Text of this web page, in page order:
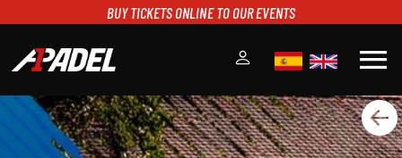
BUY TICKETS ONLINE TO OUR EVENTS
menu
A1PADEL
RANKING